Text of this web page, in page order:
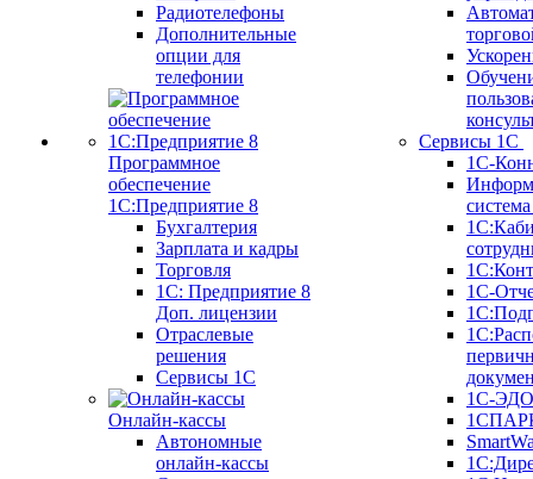
Радиотелефоны
Дополнительные
опции для
телефонии
Программное
обеспечение
1С:Предприятие 8
Бухгалтерия
Зарплата и кадры
Торговля
1C: Предприятие 8
Доп. лицензии
Отраслевые
решения
Сервисы 1С
Онлайн-кассы
Автономные
онлайн-кассы
Сервисы 1С
1С-
1С-
1С-ЭДО